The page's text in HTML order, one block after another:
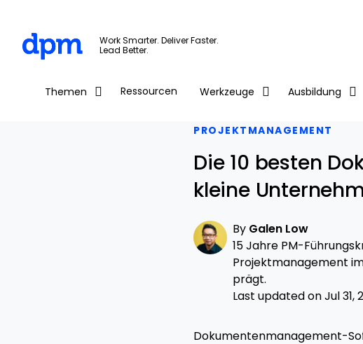
Skip to main content
Work Smarter. Deliver Faster.
Lead Better.
Themen Ressourcen Werkzeuge Ausbildung
PROJEKTMANAGEMENT
Die 10 besten
kleine
By Galen Low
15 Jahre PM-
Projektmanagement
prägt.
Last updated on Jul 31,
Dokumentenmanagement-